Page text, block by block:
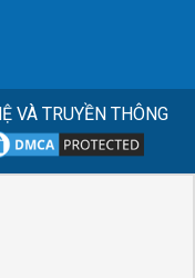
VÀ TRUYỀN THÔNG